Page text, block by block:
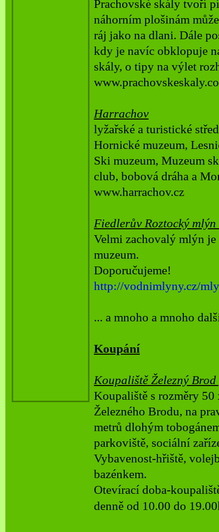
Prachovské skály tvoří
náhorním plošinám
ráj jako na dlani. Dále
kdy je navíc obklopuje
skály, o tipy na výlet
Harrachov
lyžařské a turistické
Hornické muzeum,
Ski muzeum, Muzeum
club, bobová dráha a
www.harrachov.cz
Fiedlerův Roztocký mlýn
Velmi zachovalý mlýn
muzeum.
Doporučujeme!
http://vodnimlyny.cz/
... a mnoho a mnoho
Koupání
Koupaliště Železný
Koupaliště s rozměry
Železného Brodu, na
metrů dlohým
parkoviště, sociální
Vybavenost-hřiště,
bazénkem.
Otevírací doba-k
denně od 10.00 do 19.00